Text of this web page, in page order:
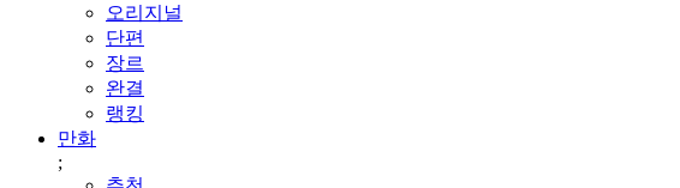
오리지널
단편
장르
완결
랭킹
만화
;